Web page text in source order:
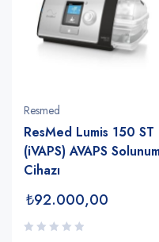
Resmed
ResMed Lumis 150 ST
(iVAPS) AVAPS
Cihazı
₺92.000,00